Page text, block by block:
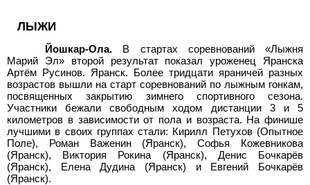
ЛЫЖИ
Йошкар-Ола.
В стартах соревнований «Лыжня
Марий Эл» второй результат показал уроженец Яранска
Артём Русинов. Яранск. Более тридцати яраничей разных
возрастов вышли на старт соревнований по лыжным гонкам,
посвященных закрытию зимнего спортивного сезона.
Участники бежали свободным ходом дистанции 3 и 5
километров в зависимости от пола и возраста. На финише
лучшими в своих группах стали: Кирилл Петухов (Опытное
Поле), Роман Важенин (Яранск), Софья Кожевникова
(Яранск), Виктория Рокина (Яранск), Денис Бочкарёв
(Яранск), Елена Дудина (Яранск) и Евгений Бочкарёв
(Яранск).